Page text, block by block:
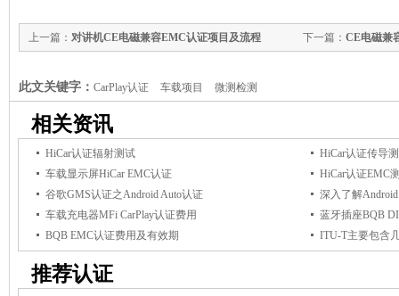
下一篇： CE电磁兼
上一篇： 对讲机CE电磁兼容EMC认证项目及流程
此文关键字： CarPlay认证 车载项目 微测检测
相关资讯
HiCar认证辐射测试
HiCar认证传导
车载显示屏HiCar EMC认证
HiCar认证EMC
谷歌GMS认证之Android Auto认证
深入了解
车载充电器MFi CarPlay认证费用
蓝牙插座BQB
BQB EMC认证费用及有效期
ITU-T主要包含
推荐认证